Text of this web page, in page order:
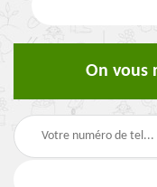
On vous